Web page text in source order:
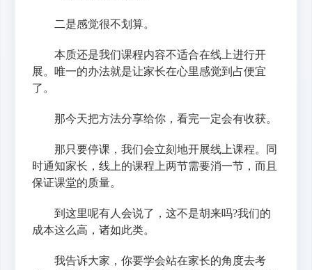
二是感觉很不划算。
本质还是我们课程内容不适合在线上进行开
展。唯一的办法就是让家长在心里感觉到占便宜
了。
那今天把方法分享给你，看完一定会有收获。
那只要停课，我们会立刻地开展线上课程。同
时通知家长，线上的课程上两节需要消一节，而且
保证课堂的质量。
到这里呢有人会说了，这不是胡来吗?我们的
成本这么高，诸如此类。
我告诉大家，你要学会站在家长的角度去考